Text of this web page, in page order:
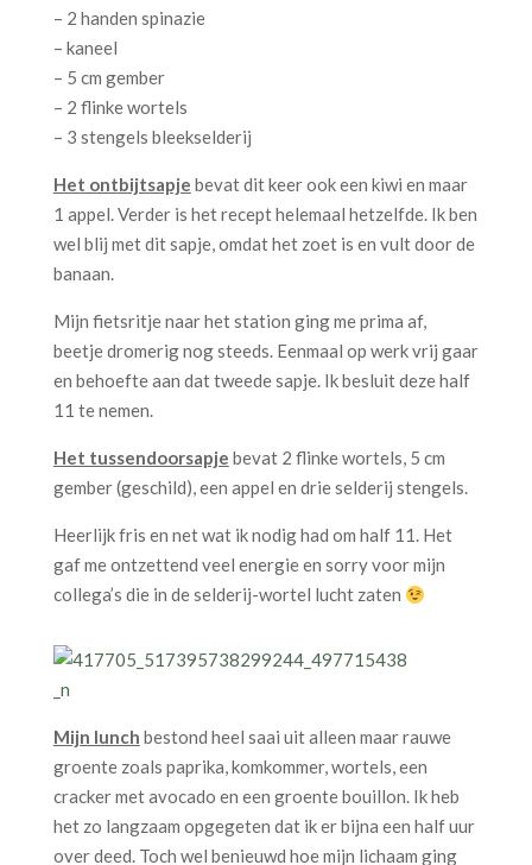
– 2 handen spinazie
– kaneel
– 5 cm gember
– 2 flinke wortels
– 3 stengels bleekselderij
Het ontbijtsapje bevat dit keer ook een kiwi en maar
1 appel. Verder is het recept helemaal hetzelfde. Ik ben
wel blij met dit sapje, omdat het zoet is en vult door de
banaan.
Mijn fietsritje naar het station ging me prima af,
beetje dromerig nog steeds. Eenmaal op werk vrij gaar
en behoefte aan dat tweede sapje. Ik besluit deze half
11 te nemen.
Het tussendoorsapje bevat 2 flinke wortels, 5 cm
gember (geschild), een appel en drie selderij stengels.
Heerlijk fris en net wat ik nodig had om half 11. Het
gaf me ontzettend veel energie en sorry voor mijn
collega’s die in de selderij-wortel lucht zaten
Mijn lunch bestond heel saai uit alleen maar rauwe
groente zoals paprika, komkommer, wortels, een
cracker met avocado en een groente bouillon. Ik heb
het zo langzaam opgegeten dat ik er bijna een half uur
over deed. Toch wel benieuwd hoe mijn lichaam ging